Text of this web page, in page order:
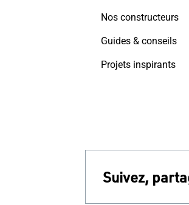
Nos constructeurs
Guides & conseils
Projets inspirants
Suivez,